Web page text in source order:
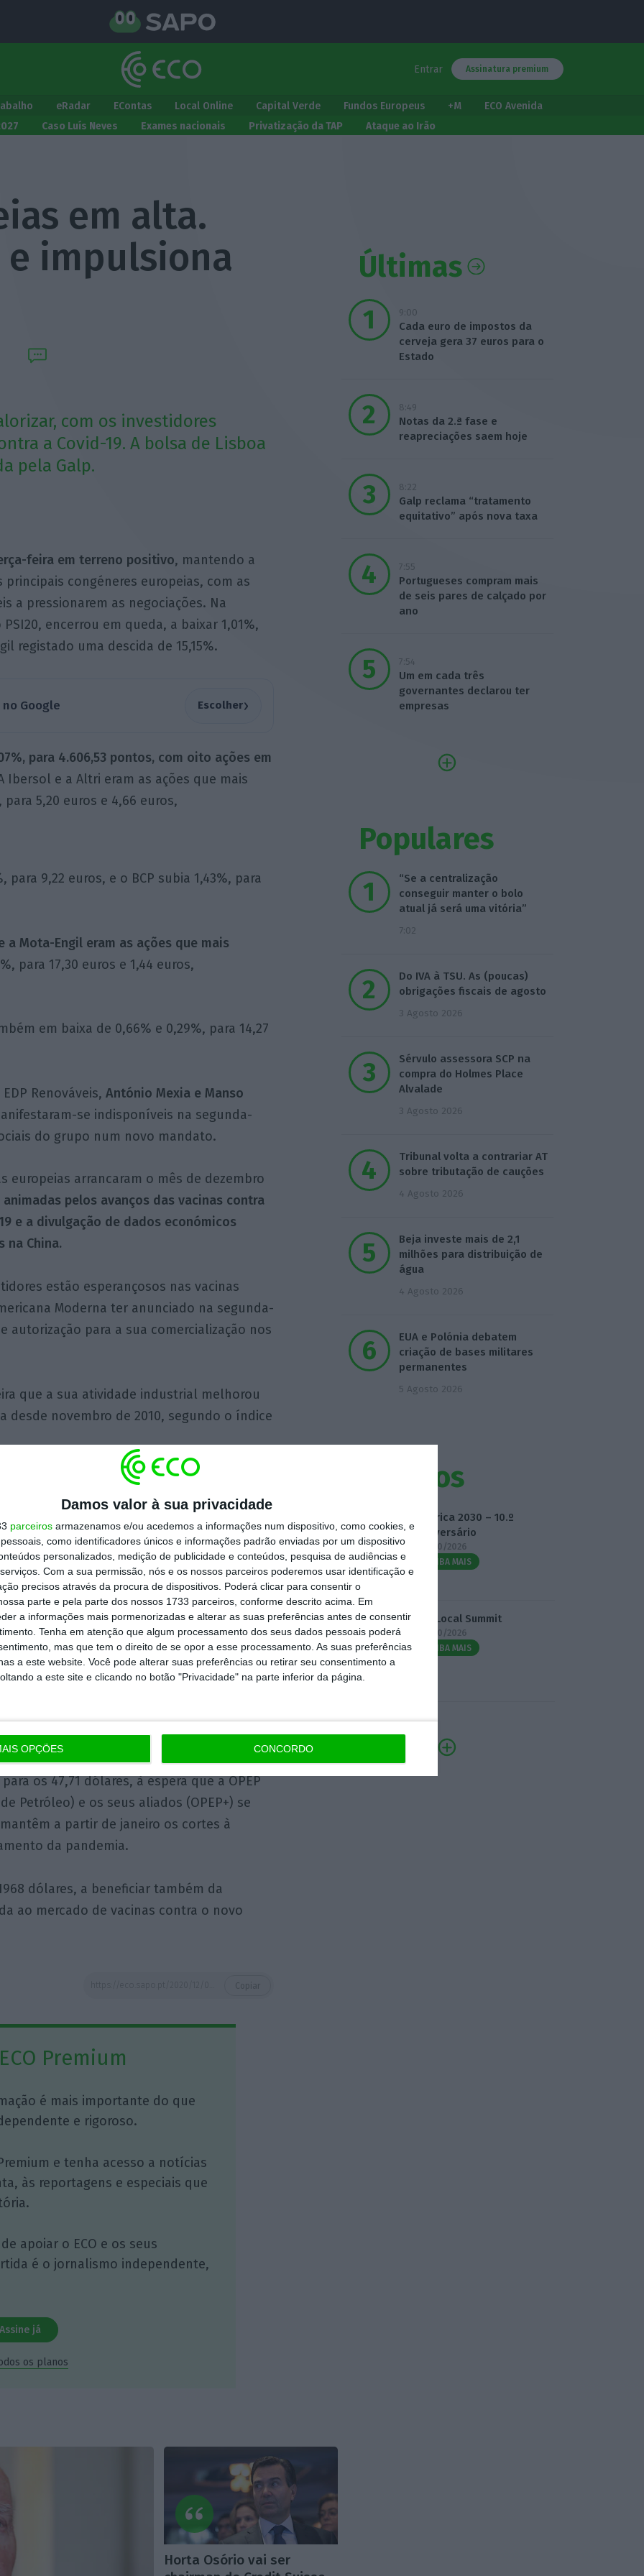
Damos valor à sua privacidade
parceiros armazenamos e/ou acedemos a informações num dispositivo, como cookies, e
como identificadores únicos e informações padrão enviadas por um dispositivo
personalizados, medição de publicidade e conteúdos, pesquisa de audiências e
Com a sua permissão, nós e os nossos parceiros poderemos usar identificação e
precisos através da procura de dispositivos. Poderá clicar para consentir o
parte e pela parte dos nossos 1733 parceiros, conforme descrito acima. Em
a informações mais pormenorizadas e alterar as suas preferências antes de consentir
Tenha em atenção que algum processamento dos seus dados pessoais poderá
mas que tem o direito de se opor a esse processamento. As suas preferências
a este website. Você pode alterar suas preferências ou retirar seu consentimento a
a este site e clicando no botão "Privacidade" na parte inferior da página.
OPÇÕES CONCORDO
Entrar Assinatura premium
eRadar EContas Local Online Capital Verde Fundos Europeus +M
ECO Avenida
Caso Luís Neves Exames nacionais Privatização da TAP Ataque ao Irão
em alta.
e impulsiona
com os investidores
a Covid-19. A bolsa de Lisboa
pela Galp.
feira em terreno positivo, mantendo a
congéneres europeias, com as
a pressionarem as negociações. Na
encerrou em queda, a baixar 1,01%,
registado uma descida de 15,15%.
Google Escolher›
para 4.606,53 pontos, com oito ações em
Ibersol e a Altri eram as ações que mais
5,20 euros e 4,66 euros,
9,22 euros, e o BCP subia 1,43%, para
a Mota-Engil eram as ações que mais
para 17,30 euros e 1,44 euros,
em baixa de 0,66% e 0,29%, para 14,27
Renováveis, António Mexia e Manso
se indisponíveis na segunda-
do grupo num novo mandato.
europeias arrancaram o mês de dezembro
animadas pelos avanços das vacinas contra
e a divulgação de dados económicos
na China.
estão esperançosos nas vacinas
Moderna ter anunciado na segunda-
autorização para a sua comercialização nos
que a sua atividade industrial melhorou
desde novembro de 2010, segundo o índice
abriram o mês de dezembro em alta, com
Xangai subiu 1,77% e Hong Kong 0,75%.
Wall Street também apontam para uma
animar a Europa.
das previsões económicas da
Económico (OCDE),mas também
na Europa e nos EUA.
Federal norte-americana (Fed),
do crude Brent, de referência na Europa,
os 47,71 dólares, à espera que a OPEP
Petróleo) e os seus aliados (OPEP+) se
a partir de janeiro os cortes à
da pandemia.
dólares, a beneficiar também da
ao mercado de vacinas contra o novo
Premium
é mais importante do que
e rigoroso.
e tenha acesso a notícias
às reportagens e especiais que
apoiar o ECO e os seus
é o jornalismo independente,
Assine já
os planos
Últimas
9:00
Cada euro de impostos da
cerveja gera 37 euros para o
Estado
8:49
Notas da 2.ª fase e
reapreciações saem hoje
8:22
Galp reclama “tratamento
equitativo” após nova taxa
7:55
Portugueses compram mais
de seis pares de calçado por
ano
7:54
Um em cada três
governantes declarou ter
empresas
Populares
“Se a centralização
conseguir manter o bolo
atual já será uma vitória”
7:02
Do IVA à TSU. As (poucas)
obrigações fiscais de agosto
3 Agosto 2026
Sérvulo assessora SCP na
compra do Holmes Place
Alvalade
3 Agosto 2026
Tribunal volta a contrariar AT
sobre tributação de cauções
4 Agosto 2026
Beja investe mais de 2,1
milhões para distribuição de
água
4 Agosto 2026
EUA e Polónia debatem
criação de bases militares
permanentes
5 Agosto 2026
Eventos
Fábrica 2030 – 10.º
Aniversário
14/10/2026
SAIBA MAIS
3.º Local Summit
07/10/2026
SAIBA MAIS
Horta Osório vai ser